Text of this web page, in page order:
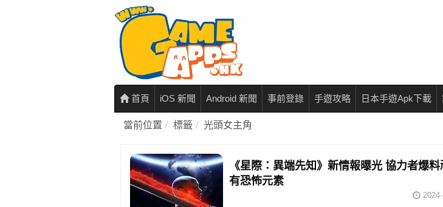
首頁 iOS 新聞 Android 新聞 事前登錄 手遊攻略 日本手遊Apk下載
當前位置 標籤 光頭女主角
《星際：異端先知》新情報曝光 協力者爆
有恐怖元素